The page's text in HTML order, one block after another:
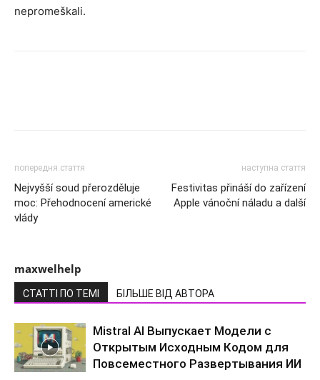
nepromeškali.
попередня стаття
Nejvyšší soud přerozděluje
moc: Přehodnocení americké
vlády
наступна стаття
Festivitas přináší do zařízení
Apple vánoční náladu a další
maxwelhelp
СТАТТІ ПО ТЕМІ БІЛЬШЕ ВІД АВТОРА
Mistral AI Выпускает Модели с
Открытым Исходным Кодом для
Повсеместного Развертывания ИИ